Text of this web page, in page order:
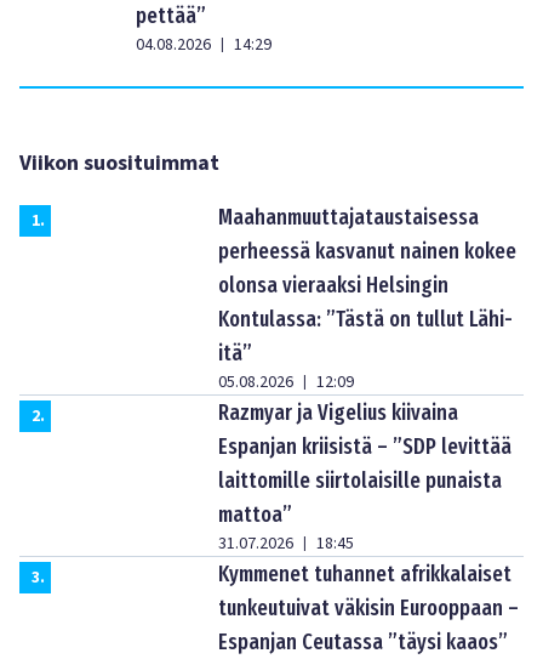
pettää”
04.08.2026 | 14:29
Viikon suosituimmat
1.
Maahanmuuttajataustaisessa
perheessä kasvanut nainen kokee
olonsa vieraaksi Helsingin
Kontulassa: ”Tästä on tullut Lähi-
itä”
05.08.2026 | 12:09
2.
Razmyar ja Vigelius kiivaina
Espanjan kriisistä – ”SDP levittää
laittomille siirtolaisille punaista
mattoa”
31.07.2026 | 18:45
3.
Kymmenet tuhannet afrikkalaiset
tunkeutuivat väkisin Eurooppaan –
Espanjan Ceutassa ”täysi kaaos”